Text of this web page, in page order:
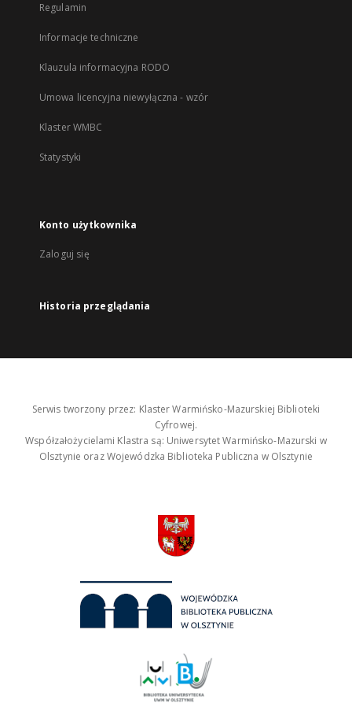
Regulamin
Informacje techniczne
Klauzula informacyjna RODO
Umowa licencyjna niewyłączna - wzór
Klaster WMBC
Statystyki
Konto użytkownika
Zaloguj się
Historia przeglądania
Serwis tworzony przez: Klaster Warmińsko-Mazurskiej Biblioteki
Cyfrowej.
Współzałożycielami Klastra są: Uniwersytet Warmińsko-Mazurski w
Olsztynie oraz Wojewódzka Biblioteka Publiczna w Olsztynie